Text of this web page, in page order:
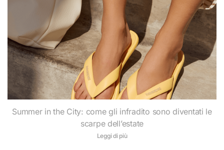
Summer in the City: come gli infradito sono diventati le
scarpe dell’estate
Leggi di più